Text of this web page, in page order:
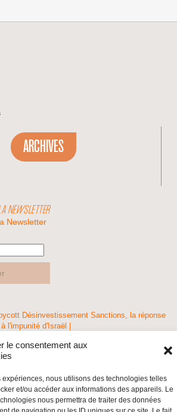
le consentement aux
expériences, nous utilisons des technologies telles
et/ou accéder aux informations des appareils. Le
nous permettra de traiter des données
ARCHIVES
NEWSLETTER
Newsletter
Désinvestissement Sanctions, la réponse
l'impunité d'Israël |